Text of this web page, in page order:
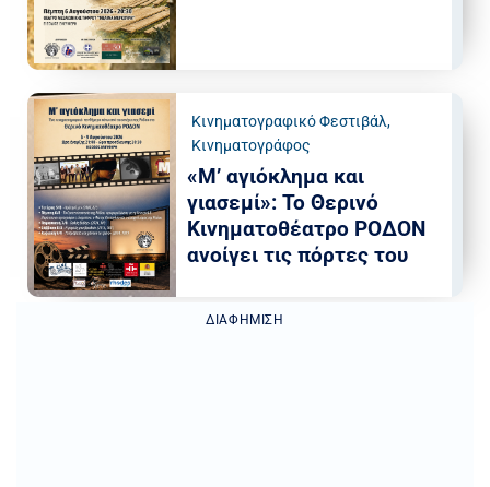
Κινηματογραφικό Φεστιβάλ,
Κινηματογράφος
«Μ’ αγιόκλημα και
γιασεμί»: Το Θερινό
Κινηματοθέατρο ΡΟΔΟΝ
ανοίγει τις πόρτες του
ΔΙΑΦΉΜΙΣΗ